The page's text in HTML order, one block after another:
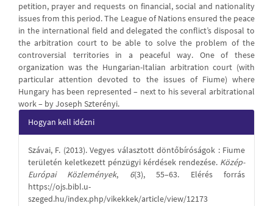
petition, prayer and requests on financial, social and nationality
issues from this period. The League of Nations ensured the peace
in the international field and delegated the conflict’s disposal to
the arbitration court to be able to solve the problem of the
controversial territories in a peaceful way. One of these
organization was the Hungarian-Italian arbitration court (with
particular attention devoted to the issues of Fiume) where
Hungary has been represented – next to his several arbitrational
work – by Joseph Szterényi.
Article
Details
Hogyan kell idézni
Szávai, F. (2013). Vegyes választott döntőbíróságok : Fiume
területén keletkezett pénzügyi kérdések rendezése. Közép-
Európai Közlemények, 6(3), 55–63. Elérés forrás
https://ojs.bibl.u-
szeged.hu/index.php/vikekkek/article/view/12173